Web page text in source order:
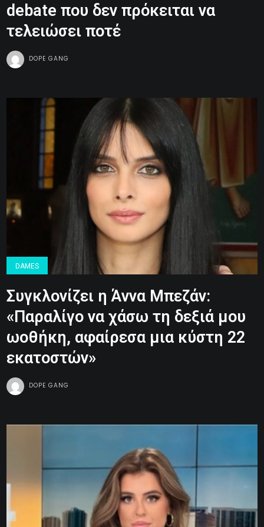
debate που δεν πρόκειται να
τελειώσει ποτέ
DOPE GANG
DAMES
Συγκλονίζει η Άννα Μπεζάν:
«Παραλίγο να χάσω τη δεξιά μου
ωοθήκη, αφαίρεσα μια κύστη 22
εκατοστών»
DOPE GANG